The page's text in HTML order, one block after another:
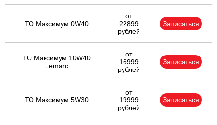
ТО Максимум 0W40
от
22899
рублей
Записаться
ТО Максимум 10W40
Lemarc
от
16999
рублей
Записаться
ТО Максимум 5W30
от
19999
рублей
Записаться